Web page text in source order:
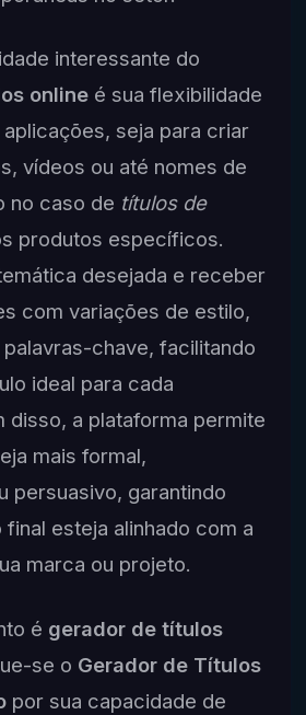
interessante do
onlineé sua flexibilidade
seja para criar
vídeos ou até nomes de
no caso de títulos de
produtos específicos.
desejada e receber
com variações de estilo,
chave, facilitando
ideal para cada
disso, a plataforma permite
mais formal,
persuasivo, garantindo
esteja alinhado com a
marca ou projeto.
é gerador de títulos
se o Gerador de Títulos
por sua capacidade de